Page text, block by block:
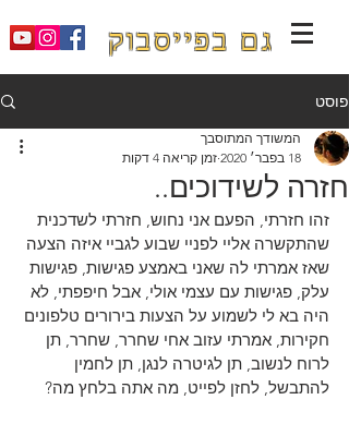
גם בפייסבוק
פוסט
חזרה לשידוכים..
המשודך המתוסבך
18 בפבר׳ 2020
זמן קריאה 4 דקות
זהו חזרתי, הפעם אני נחוש, חזרתי לשדכנית
שהתקשרה אליי לפניי שבוע לגביי איזה הצעה
שאז אמרתי לה שאני באמצע פגישות, פגישות
עלק, פגישות עם עצמי אולי, אבל חיפפתי, לא
היה בא לי לשמוע על הצעות בירורים טלפונים
חקירות, אמרתי עזוב אחי שחרר, שחרר, תן
לרוח לנשוב, תן לגיטרה לנגן, תן לחמין
להתבשל, לחזן לפייט, מה אתה בלחץ מה?